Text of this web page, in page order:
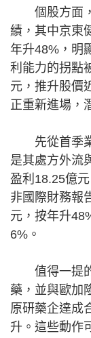
個股方面，
績，其中京東
年升48%，明
利能力的拐點
元，推升股價
正重新進場，
先從首季業
是其處方外流
盈利18.25億
非國際財務報
元，按年升
6%。
值得一提的
藥，並與歐加
原研藥企達成
升。這些動作